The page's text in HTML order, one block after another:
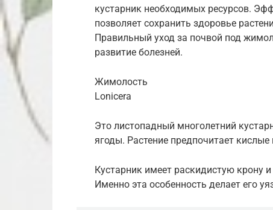
кустарник необходимых ресурсов.
позволяет сохранить здоровье
Правильный уход за почвой под
развитие болезней.
Жимолость
Lonicera
Это листопадный многолетний
ягоды. Растение предпочитает
Кустарник имеет раскидистую крону
Именно эта особенность делает его